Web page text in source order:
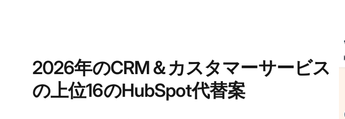
2026年のCRM＆カスタマーサービス
の上位16のHubSpot代替案